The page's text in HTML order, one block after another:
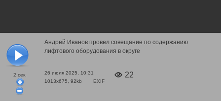
2 сек.
Андрей Иванов провел совещание по содержанию
лифтового оборудования в округе
26 июля 2025, 10:31
1013x675, 92kb
EXIF
22